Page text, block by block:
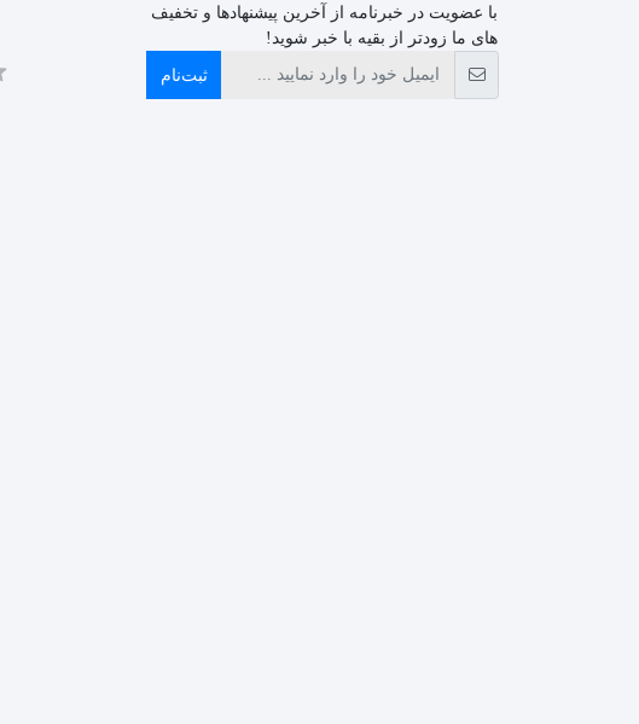
با عضویت در خبرنامه از آخرین پیشنهادها و تخفیف
های ما زودتر از بقیه با خبر شوید!
ثبت‌نام